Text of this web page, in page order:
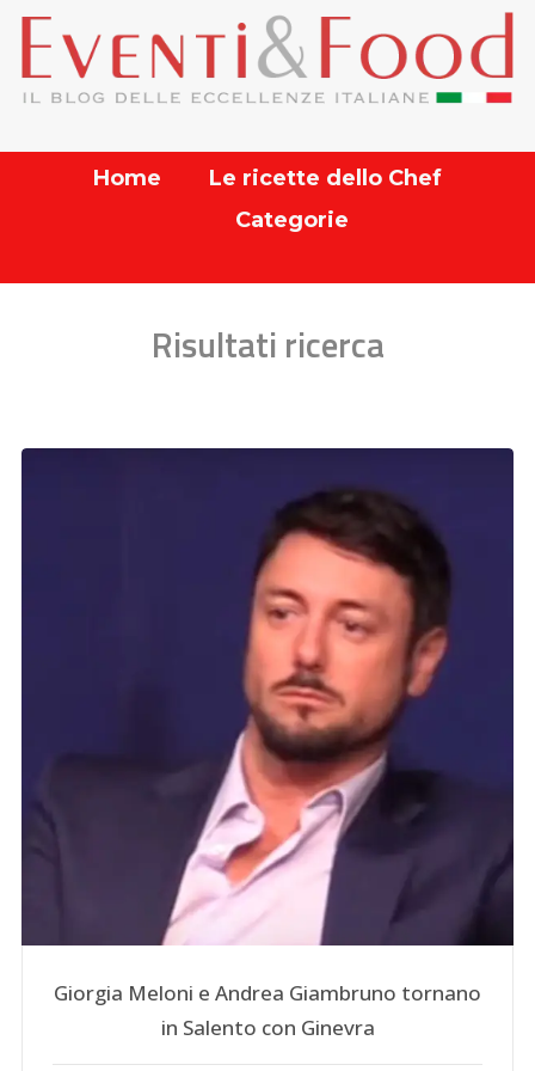
Home
Le ricette dello Chef
Categorie
Risultati ricerca
Giorgia Meloni e Andrea Giambruno tornano
in Salento con Ginevra